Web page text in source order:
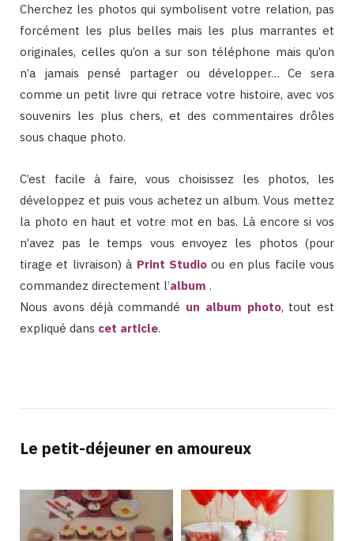
Cherchez les photos qui symbolisent votre relation, pas
forcément les plus belles mais les plus marrantes et
originales, celles qu’on a sur son téléphone mais qu’on
n’a jamais pensé partager ou développer… Ce sera
comme un petit livre qui retrace votre histoire, avec vos
souvenirs les plus chers, et des commentaires drôles
sous chaque photo.
C’est facile à faire, vous choisissez les photos, les
développez et puis vous achetez un album. Vous mettez
la photo en haut et votre mot en bas. Là encore si vos
n’avez pas le temps vous envoyez les photos (pour
tirage et livraison) à Print Studio ou en plus facile vous
commandez directement l‘album .
Nous avons déjà commandé un album photo, tout est
expliqué dans cet article.
Le petit-déjeuner en amoureux